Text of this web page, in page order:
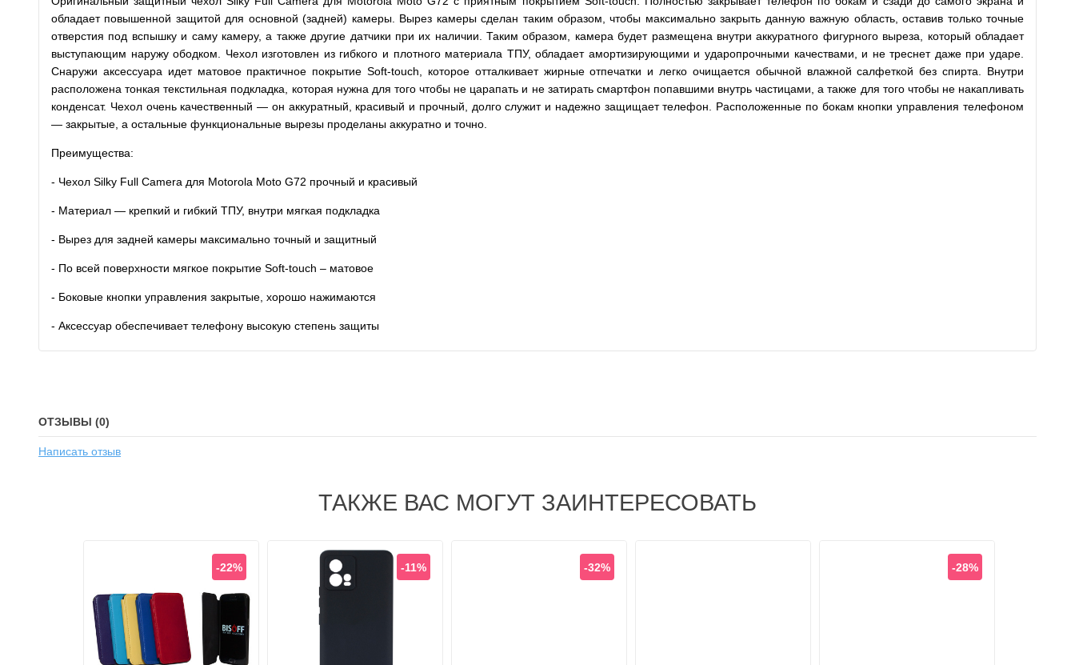
обладает повышенной защитой для основной (задней) камеры. Вырез камеры сделан таким образом, чтобы максимально закрыть данную важную область, оставив только точные
отверстия под вспышку и саму камеру, а также другие датчики при их наличии. Таким образом, камера будет размещена внутри аккуратного фигурного выреза, который обладает
выступающим наружу ободком. Чехол изготовлен из гибкого и плотного материала ТПУ, обладает амортизирующими и ударопрочными качествами, и не треснет даже при ударе.
Снаружи аксессуара идет матовое практичное покрытие Soft-touch, которое отталкивает жирные отпечатки и легко очищается обычной влажной салфеткой без спирта. Внутри
расположена тонкая текстильная подкладка, которая нужна для того чтобы не царапать и не затирать смартфон попавшими внутрь частицами, а также для того чтобы не накапливать
конденсат. Чехол очень качественный — он аккуратный, красивый и прочный, долго служит и надежно защищает телефон. Расположенные по бокам кнопки управления телефоном
— закрытые, а остальные функциональные вырезы проделаны аккуратно и точно.
Преимущества:
- Чехол Silky Full Camera для Motorola Moto G72 прочный и красивый
- Материал — крепкий и гибкий ТПУ, внутри мягкая подкладка
- Вырез для задней камеры максимально точный и защитный
- По всей поверхности мягкое покрытие Soft-touch – матовое
- Боковые кнопки управления закрытые, хорошо нажимаются
- Аксессуар обеспечивает телефону высокую степень защиты
ОТЗЫВЫ (0)
Написать отзыв
ТАКЖЕ ВАС МОГУТ ЗАИНТЕРЕСОВАТЬ
-22% -11% -32% -28%